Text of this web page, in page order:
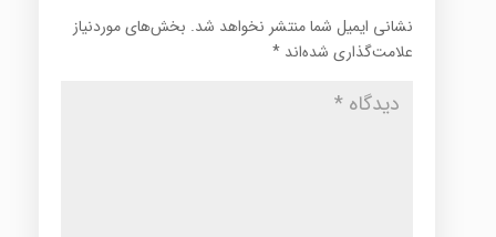
نشانی ایمیل شما منتشر نخواهد شد. بخش‌های موردنیاز
علامت‌گذاری شده‌اند *